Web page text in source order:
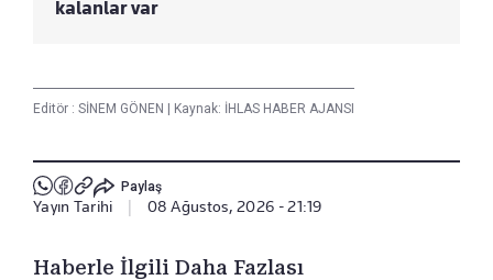
kalanlar var
Editör : SİNEM GÖNEN | Kaynak: İHLAS HABER AJANSI
Paylaş
Yayın Tarihi 08 Ağustos, 2026 - 21:19
Haberle İlgili Daha Fazlası